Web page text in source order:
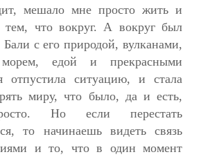
мешало мне просто жить и
тем, что вокруг. А вокруг был
с его природой, вулканами,
морем, едой и прекрасными
ситуацию, и стала
миру, что было, да и есть,
Но если перестать
то начинаешь видеть связь
и то, что в один момент